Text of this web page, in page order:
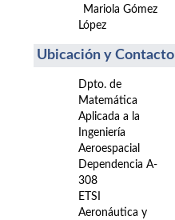
Mariola Gómez
López
Ubicación y Contacto
Dpto. de
Matemática
Aplicada a la
Ingeniería
Aeroespacial
Dependencia A-
308
ETSI
Aeronáutica y